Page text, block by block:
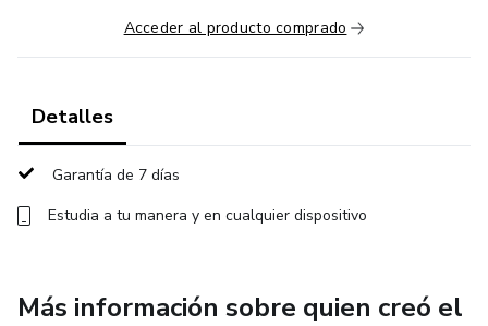
🇪🇸 Madrid: 01:30 (26/08)
En solo 2 horas intensivas, vas a descubrir:
Cómo leer al rival y anticipar sus jugadas.
Cómo tomar decisiones inteligentes en puntos clave.
Acceder al producto comprado
Detalles
Garantía de 7 días
Estudia a tu manera y en cualquier dispositivo
Más información sobre quien creó el